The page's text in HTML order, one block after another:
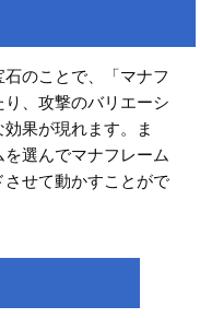
石のことで、「マナフ
、攻撃のバリエーシ
果が現れます。ま
選んでマナフレーム
せて動かすことがで